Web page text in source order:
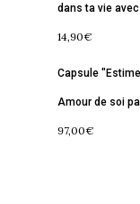
dans ta vie
14,90€
Capsule
Amour de soi
97,00€